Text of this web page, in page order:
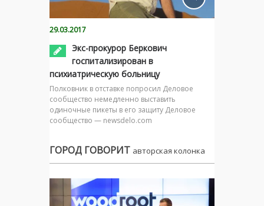
29.03.2017
Экс-прокурор Беркович
госпитализирован в
психиатрическую больницу
Полковник в отставке попросил Деловое
сообщество немедленно выставить
одиночные пикеты в его защиту Деловое
сообщество — newsdelo.com
ГОРОД ГОВОРИТ авторская колонка